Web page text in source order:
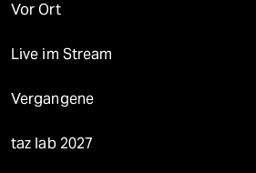
Vor Ort
Live im Stream
Vergangene
taz lab 2027